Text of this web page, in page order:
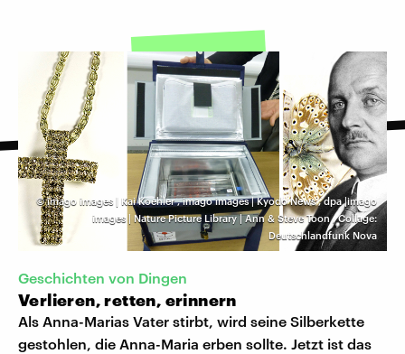
©imago images | Kai Koehler,imago images | Kyodo News,dpa |imago
images | Nature Picture Library | Ann & Steve Toon,Collage:
Deutschlandfunk Nova
Geschichten von Dingen
Verlieren, retten, erinnern
Als Anna-Marias Vater stirbt, wird seine Silberkette
gestohlen, die Anna-Maria erben sollte. Jetzt ist das